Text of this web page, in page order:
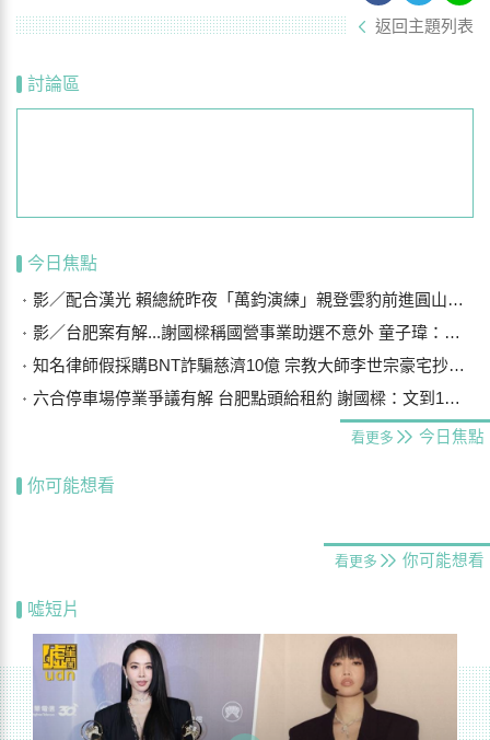
返回主題列表
討論區
今日焦點
影／配合漢光 賴總統昨夜「萬鈞演練」親登雲豹前進圓山指揮所
影／台肥案有解...謝國樑稱國營事業助選不意外 童子瑋：亡羊補牢
知名律師假採購BNT詐騙慈濟10億 宗教大師李世宗豪宅抄出158公斤黃金
六合停車場停業爭議有解 台肥點頭給租約 謝國樑：文到1周內核可
看更多 今日焦點
你可能想看
看更多 你可能想看
噓短片